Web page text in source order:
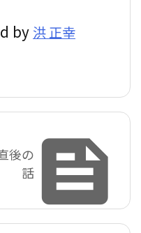
by 洪 正幸

後の
話